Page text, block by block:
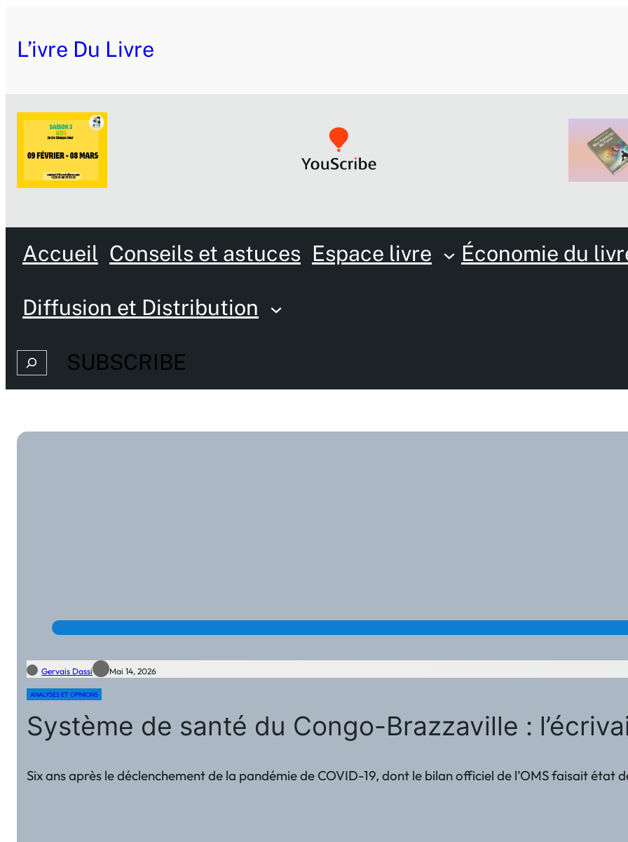
L’ivre Du Livre
Accueil Conseils et astuces Espace livre Économie du
Diffusion et Distribution
SearchSUBSCRIBE
Gervais Dassi Mai 14, 2026
ANALYSES ET OPINIONS
Système de santé du Congo-Brazzaville :
Six ans après le déclenchement de la pandémie de COVID-19, dont le bilan officiel de l’OMS faisait